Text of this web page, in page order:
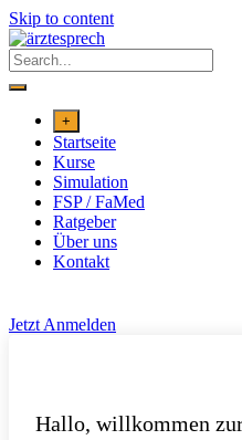
Skip to content
+
Startseite
Kurse
Simulation
FSP / FaMed
Ratgeber
Über uns
Kontakt
Jetzt Anmelden
Hallo, willkommen